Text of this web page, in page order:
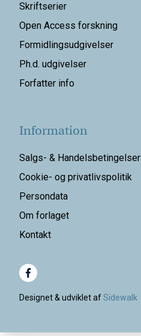
Skriftserier
Open Access forskning
Formidlingsudgivelser
Ph.d. udgivelser
Forfatter info
Information
Salgs- & Handelsbetingelser
Cookie- og privatlivspolitik
Persondata
Om forlaget
Kontakt
Designet & udviklet afSidewalk